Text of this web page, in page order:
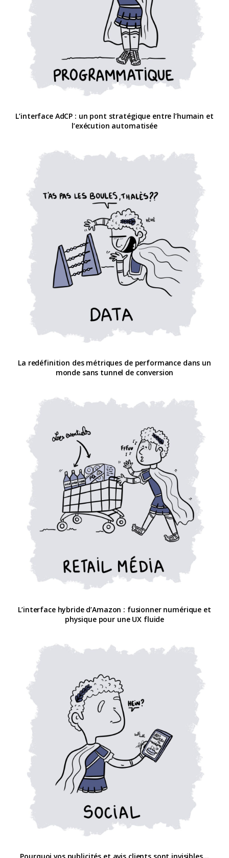
L’interface AdCP : un pont stratégique entre l’humain et
l’exécution automatisée
La redéfinition des métriques de performance dans un
monde sans tunnel de conversion
L’interface hybride d’Amazon : fusionner numérique et
physique pour une UX fluide